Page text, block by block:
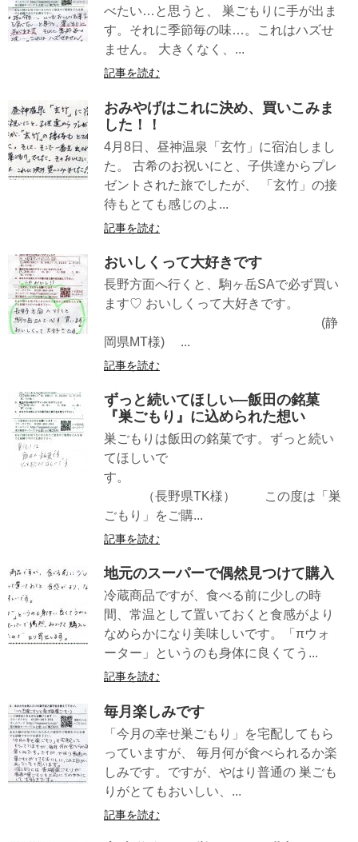
べたい…と思うと、 巣ごもりに手が出ま
す。それに季節毎の味…。これはハズせ
ません。 大きくなく、...
記事を読む
おみやげはこれに決め、買いこみま
した！！
4月8日、昼神温泉「玄竹」に宿泊しまし
た。 古希のお祝いにと、子供達からプレ
ゼントされた旅でしたが、 「玄竹」の接
待もとても感じのよ...
記事を読む
おいしくって大好きです
長野方面へ行くと、駒ヶ岳SAで必ず買い
ます♡ おいしくって大好きです。
(静
岡県MT様) ...
記事を読む
ずっと続いてほしい—飯田の銘菓
『巣ごもり』に込められた想い
巣ごもりは飯田の銘菓です。ずっと続い
てほしいで
す。
（長野県TK様） この度は「巣
ごもり」をご購...
記事を読む
地元のスーパーで偶然見つけて購入
冷蔵商品ですが、食べる前に少しの時
間、常温として置いておくと食感がより
なめらかになり美味しいです。「πウォ
ーター」というのも身体に良くてう...
記事を読む
毎月楽しみです
「今月の幸せ巣ごもり」を宅配してもら
っていますが、 毎月何が食べられるか楽
しみです。ですが、やはり普通の 巣ごも
りがとてもおいしい、...
記事を読む